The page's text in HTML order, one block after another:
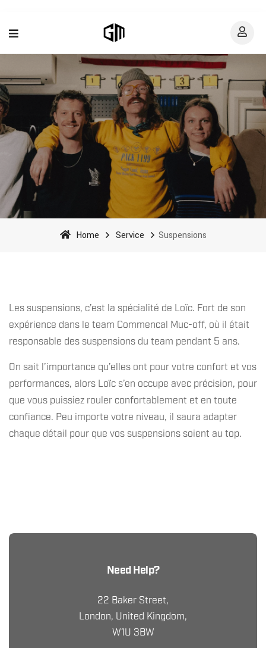
Suspensions - Goodman
Cycles
Home Service Suspensions
Les suspensions, c’est la spécialité de Loïc. Fort de son
expérience dans le team Commencal Muc-off, où il était
responsable des suspensions du team pendant 5 ans.
On sait l’importance qu’elles ont pour votre confort et vos
performances, alors Loïc s’en occupe avec précision, pour
que vous puissiez rouler confortablement et en toute
confiance. Peu importe votre niveau, il saura adapter
chaque détail pour que vos suspensions soient au top.
Need Help?
22 Baker Street,
London, United Kingdom,
W1U 3BW